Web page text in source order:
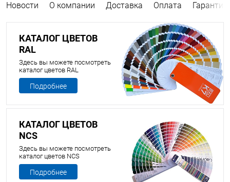
Новости О компании Доставка Оплата Гарантия
КАТАЛОГ ЦВЕТОВ
RAL
Здесь вы можете посмотреть
каталог цветов RAL
Подробнее
КАТАЛОГ ЦВЕТОВ
NCS
Здесь вы можете посмотреть
каталог цветов NCS
Подробнее